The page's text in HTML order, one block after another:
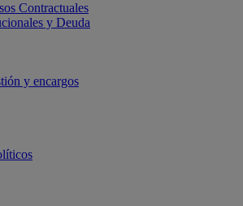
Contractuales
y Deuda
y encargos